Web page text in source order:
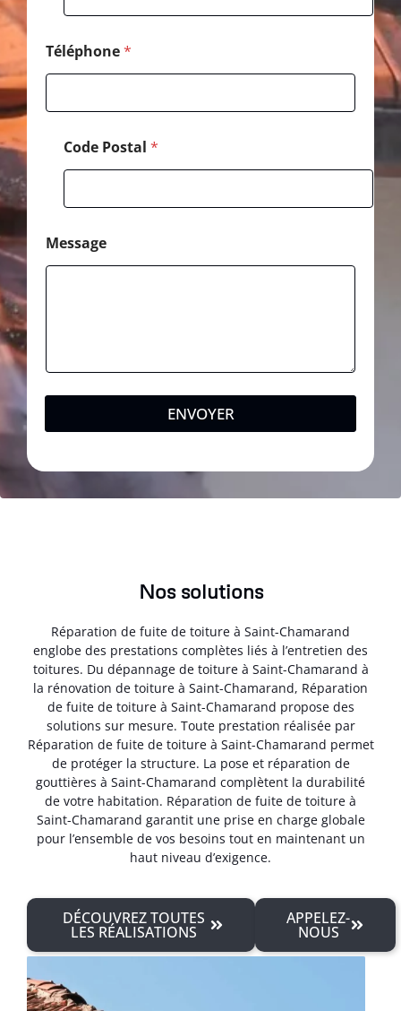
T
Téléphone*
Code Postal *
Message
ENVOYER
Nos solutions
Réparation de fuite de toiture à Saint-Chamarand
englobe des prestations complètes liés à l’entretien des
toitures. Du dépannage de toiture à Saint-Chamarand à
la rénovation de toiture à Saint-Chamarand, Réparation
de fuite de toiture à Saint-Chamarand propose des
solutions sur mesure. Toute prestation réalisée par
Réparation de fuite de toiture à Saint-Chamarand permet
de protéger la structure. La pose et réparation de
gouttières à Saint-Chamarand complètent la durabilité
de votre habitation. Réparation de fuite de toiture à
Saint-Chamarand garantit une prise en charge globale
pour l’ensemble de vos besoins tout en maintenant un
haut niveau d’exigence.
DÉCOUVREZ TOUTES
LES RÉALISATIONS
APPELEZ-
NOUS